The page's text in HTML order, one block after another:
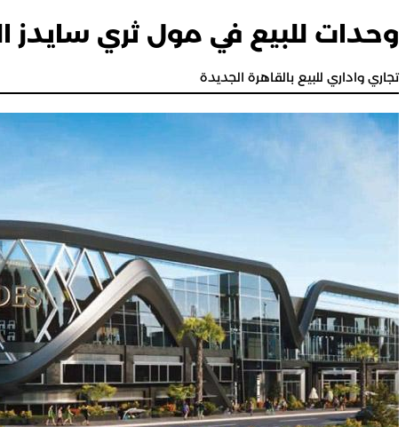
وحدات للبيع في مول ثري سايدز
تجاري واداري للبيع بالقاهرة الجديدة